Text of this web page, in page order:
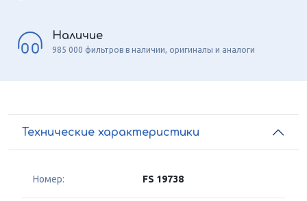
Наличие
985 000 фильтров в наличии, оригиналы и аналоги
Технические характеристики
Номер: FS 19738